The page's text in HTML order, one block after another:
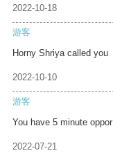
2022-10-18
游客
Horny Shriya called you
2022-10-10
游客
You have 5 minute oppor
2022-07-21